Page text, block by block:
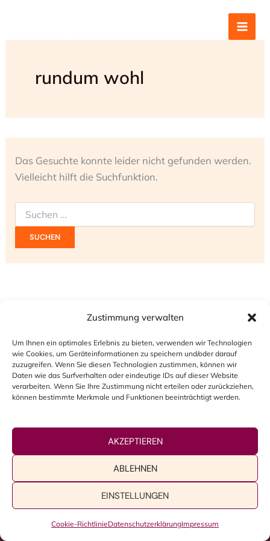
Zustimmung verwalten
Um Ihnen ein optimales Erlebnis zu bieten, verwenden wir Technologien
wie Cookies, um Geräteinformationen zu speichern und/oder darauf
zuzugreifen. Wenn Sie diesen Technologien zustimmen, können wir
Daten wie das Surfverhalten oder eindeutige IDs auf dieser Website
verarbeiten. Wenn Sie Ihre Zustimmung nicht erteilen oder zurückziehen,
können bestimmte Merkmale und Funktionen beeinträchtigt werden.
AKZEPTIEREN
ABLEHNEN
EINSTELLUNGEN
Cookie-RichtlinieDatenschutzerklärungImpressum
springen
rundum wohl
Das Gesuchte konnte leider nicht gefunden werden.
Vielleicht hilft die Suchfunktion.
Suchen
nach:
© 2026 Sabine Wolfrum • Webdesign: